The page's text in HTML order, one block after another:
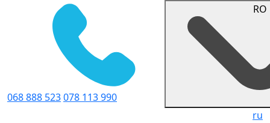
068 888 523078 113 990
ru